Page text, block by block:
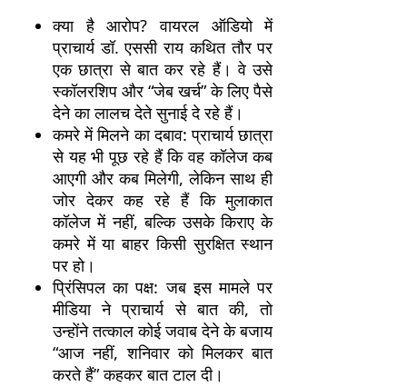
क्या है आरोप? वायरल ऑडियो में
प्राचार्य डॉ. एससी राय कथित तौर पर
एक छात्रा से बात कर रहे हैं। वे उसे
स्कॉलरशिप और “जेब खर्च” के लिए पैसे
देने का लालच देते सुनाई दे रहे हैं।
कमरे में मिलने का दबाव: प्राचार्य छात्रा
से यह भी पूछ रहे हैं कि वह कॉलेज कब
आएगी और कब मिलेगी, लेकिन साथ ही
जोर देकर कह रहे हैं कि मुलाकात
कॉलेज में नहीं, बल्कि उसके किराए के
कमरे में या बाहर किसी सुरक्षित स्थान
पर हो।
प्रिंसिपल का पक्ष: जब इस मामले पर
मीडिया ने प्राचार्य से बात की, तो
उन्होंने तत्काल कोई जवाब देने के बजाय
“आज नहीं, शनिवार को मिलकर बात
करते हैं” कहकर बात टाल दी।